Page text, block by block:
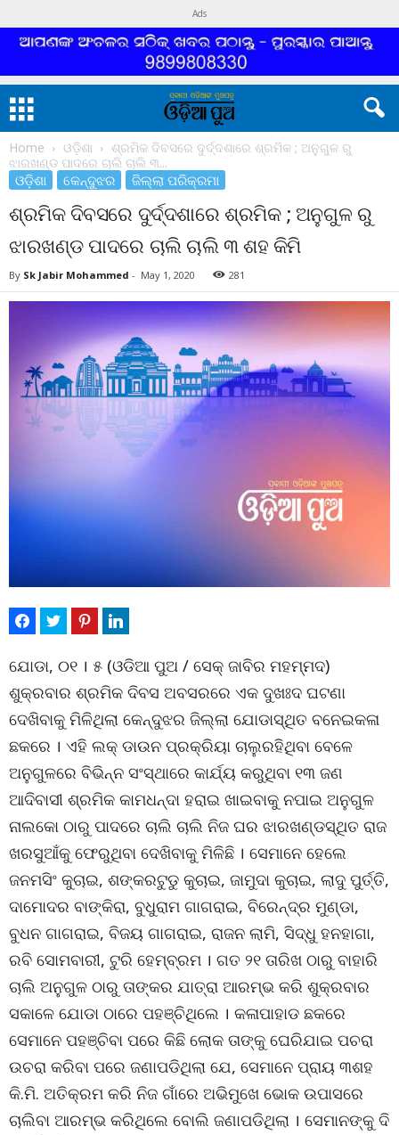
Ads
Home ଓଡ଼ିଶା
ଶ୍ରମିକ ଦିବସରେ ଦୁର୍ଦ୍ଦଶାରେ ଶ୍ରମିକ ; ଅନୁଗୁଳ ରୁ
ଝାରଖଣ୍ଡ ପାଦରେ ଚାଲି ଚାଲି ୩...
ଓଡ଼ିଶା କେନ୍ଦୁଝର ଜିଲ୍ଲା ପରିକ୍ରମା
ଶ୍ରମିକ ଦିବସରେ ଦୁର୍ଦ୍ଦଶାରେ ଶ୍ରମିକ ; ଅନୁଗୁଳ ରୁ
ଝାରଖଣ୍ଡ ପାଦରେ ଚାଲି ଚାଲି ୩ ଶହ କିମି
By Sk Jabir Mohammed - May 1, 2020 281
ଯୋଡା, ୦୧ । ୫ (ଓଡିଆ ପୁଅ / ସେକ୍ ଜାବିର ମହମ୍ମଦ)
ଶୁକ୍ରବାର ଶ୍ରମିକ ଦିବସ ଅବସରରେ ଏକ ଦୁଖଃଦ ଘଟଣା
ଦେଖିବାକୁ ମିଳିଥିଲା କେନ୍ଦୁଝର ଜିଲ୍ଲା ଯୋଡାସ୍ଥିତ ବନେଇକଳା
ଛକରେ । ଏହି ଲକ୍ ଡାଉନ ପ୍ରକ୍ରିୟା ଚାଲୁରହିଥିବା ବେଳେ
ଅନୁଗୁଳରେ ବିଭିନ୍ନ ସଂସ୍ଥାରେ କାର୍ଯ୍ୟ କରୁଥିବା ୧୩ ଜଣ
ଆଦିବାସୀ ଶ୍ରମିକ କାମଧନ୍ଦା ହରାଇ ଖାଇବାକୁ ନପାଇ ଅନୁଗୁଳ
ନାଲକୋ ଠାରୁ ପାଦରେ ଚାଲି ଚାଲି ନିଜ ଘର ଝାରଖଣ୍ଡସ୍ଥିତ ରାଜ
ଖରସୁଆଁକୁ ଫେରୁଥିବା ଦେଖିବାକୁ ମିଳିଛି । ସେମାନେ ହେଲେ
ଜନମସିଂ କୁଚାଇ, ଶଙ୍କରଟୁଡୁ କୁଚାଇ, ଜାମୁଦା କୁଚାଇ, ଲାଦୁ ପୁର୍ତ୍ତି,
ଦାମୋଦର ବାଙ୍କିରା, ବୁଧୁରାମ ଗାଗରାଇ, ବିରେନ୍ଦ୍ର ମୁଣ୍ଡା,
ବୁଧନ ଗାଗରାଇ, ବିଜୟ ଗାଗରାଇ, ରାଜନ ଲାମି, ସିଦ୍ଧୁ ହନହାଗା,
ରବି ସୋମବାରୀ, ଟୁରି ହେମ୍ବ୍ରମ । ଗତ ୨୧ ତାରିଖ ଠାରୁ ବାହାରି
ଚାଲି ଅନୁଗୁଳ ଠାରୁ ତାଙ୍କର ଯାତ୍ରା ଆରମ୍ଭ କରି ଶୁକ୍ରବାର
ସକାଳେ ଯୋଡା ଠାରେ ପହଞ୍ଚିଥିଲେ । କଳାପାହାଡ ଛକରେ
ସେମାନେ ପହଞ୍ଚିବା ପରେ କିଛି ଲୋକ ତାଙ୍କୁ ଘେରିଯାଇ ପଚରା
ଉଚରା କରିବା ପରେ ଜଣାପଡିଥିଲା ଯେ, ସେମାନେ ପ୍ରାୟ ୩ଶହ
କି.ମି. ଅତିକ୍ରମ କରି ନିଜ ଗାଁରେ ଅଭିମୁଖେ ଭୋକ ଉପାସରେ
ଚାଲିବା ଆରମ୍ଭ କରିଥିଲେ ବୋଲି ଜଣାପଡିଥିଲା । ସେମାନଙ୍କୁ ଦି